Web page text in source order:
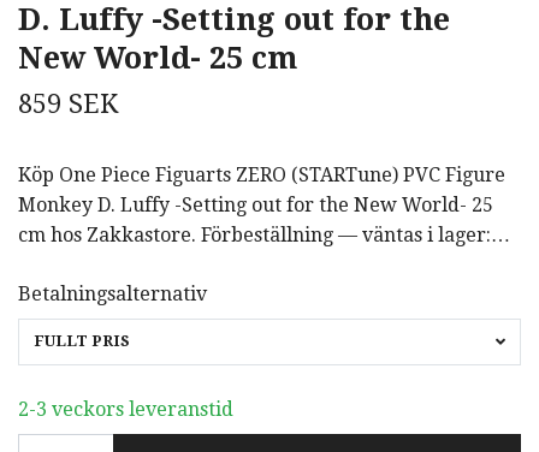
D. Luffy -Setting out for the
New World- 25 cm
859 SEK
Köp One Piece Figuarts ZERO (STARTune) PVC Figure
Monkey D. Luffy -Setting out for the New World- 25
cm hos Zakkastore. Förbeställning — väntas i lager:…
Betalningsalternativ
FULLT PRIS
2-3 veckors leveranstid